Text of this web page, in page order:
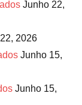
Junho 22,
2026
Junho 15,
Junho 15,